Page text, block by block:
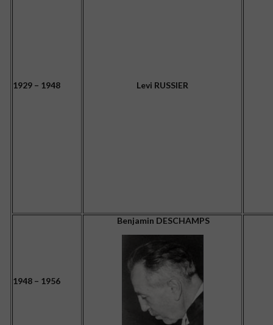
1929 – 1948 Levi RUSSIER
1948 – 1956
Benjamin DESCHAMPS